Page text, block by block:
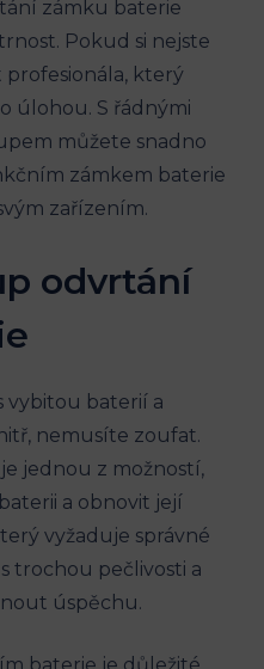
zámku baterie
Pokud si nejste
profesionála, který
úlohou. S řádnými
můžete snadno
zámkem baterie
zařízením.
odvrtání
vybitou baterií a
nemusíte zoufat.
jednou z možností,
a obnovit její
vyžaduje správné
trochou pečlivosti a
úspěchu.